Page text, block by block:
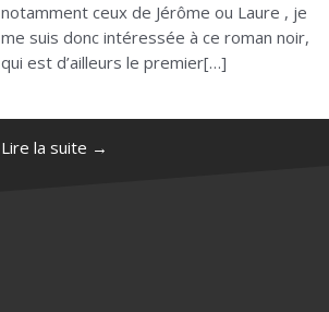
notamment ceux de Jérôme ou Laure , je
me suis donc intéressée à ce roman noir,
qui est d’ailleurs le premier[…]
Lire la suite →